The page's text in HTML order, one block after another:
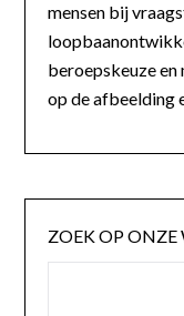
mensen bij
beroepskeuze
op de afbeelding
ZOEK OP ONZE